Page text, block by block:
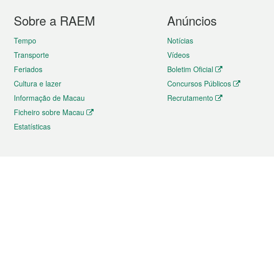
Sobre a RAEM
Tempo
Transporte
Feriados
Cultura e lazer
Informação de Macau
Ficheiro sobre Macau
Estatísticas
Anúncios
Notícias
Vídeos
Boletim Oficial
Concursos Públicos
Recrutamento